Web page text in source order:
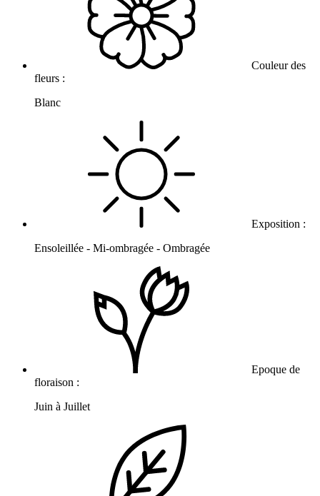
Couleur des
fleurs :
Blanc
Exposition :
Ensoleillée - Mi-ombragée - Ombragée
Epoque de
floraison :
Juin à Juillet